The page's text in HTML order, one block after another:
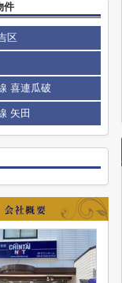
件
区
喜連瓜破
矢田